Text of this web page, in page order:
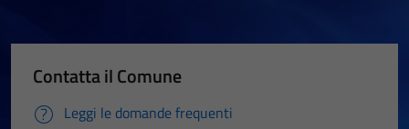
Contatta il Comune
Leggi le domande frequenti